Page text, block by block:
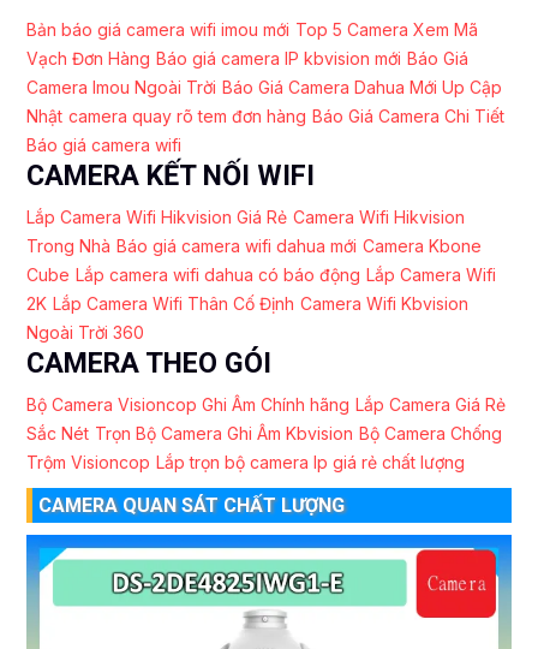
Bản báo giá camera wifi imou mới Top 5 Camera Xem Mã
Vạch Đơn Hàng Báo giá camera IP kbvision mới Báo Giá
Camera Imou Ngoài Trời Báo Giá Camera Dahua Mới Up Cập
Nhật camera quay rõ tem đơn hàng Báo Giá Camera Chi Tiết
Báo giá camera wifi
CAMERA KẾT NỐI WIFI
Lắp Camera Wifi Hikvision Giá Rẻ Camera Wifi Hikvision
Trong Nhà Báo giá camera wifi dahua mới Camera Kbone
Cube Lắp camera wifi dahua có báo động Lắp Camera Wifi
2K Lắp Camera Wifi Thân Cố Định Camera Wifi Kbvision
Ngoài Trời 360
CAMERA THEO GÓI
Bộ Camera Visioncop Ghi Âm Chính hãng Lắp Camera Giá Rẻ
Sắc Nét Trọn Bộ Camera Ghi Âm Kbvision Bộ Camera Chống
Trộm Visioncop Lắp trọn bộ camera Ip giá rẻ chất lượng
CAMERA QUAN SÁT CHẤT LƯỢNG